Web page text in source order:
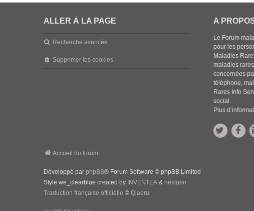
ALLER À LA PAGE
Recherche avancée
Supprimer les cookies
A
Le Forum
pour les
Maladies
maladies
concernées
téléphone,
Rares Info
social.
Plus
Accueil du forum
Développé par phpBB® Forum Software © phpBB Limited
Style we_clearblue created by INVENTEA & nextgen
Traduction française officielle © Qiaeru